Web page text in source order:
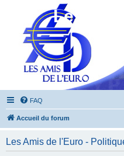
Les
FAQ
Accueil du forum
Les Amis de l'Euro -